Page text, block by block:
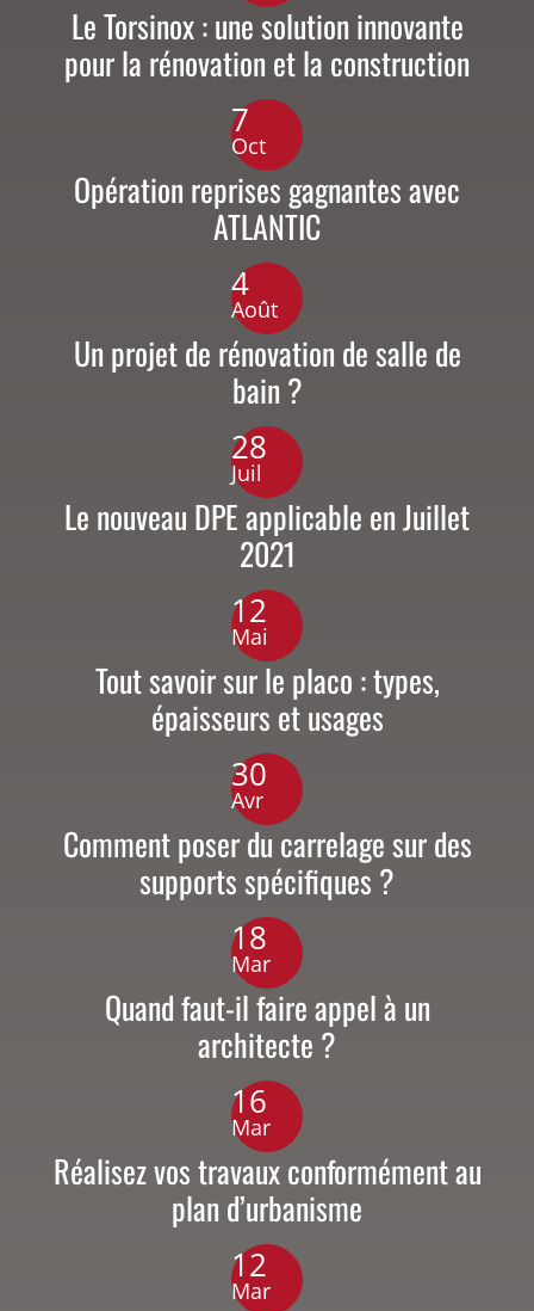
Le Torsinox : une solution innovante
pour la rénovation et la construction
7
Oct
Opération reprises gagnantes avec
ATLANTIC
4
Août
Un projet de rénovation de salle de
bain ?
28
Juil
Le nouveau DPE applicable en Juillet
2021
12
Mai
Tout savoir sur le placo : types,
épaisseurs et usages
30
Avr
Comment poser du carrelage sur des
supports spécifiques ?
18
Mar
Quand faut-il faire appel à un
architecte ?
16
Mar
Réalisez vos travaux conformément au
plan d’urbanisme
12
Mar